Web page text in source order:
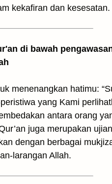
kekafiran dan kesesatan.
di bawah
menenangkan hatimu:
yang Kami
antara orang
juga merupakan
dengan berbagai
larangan Allah.